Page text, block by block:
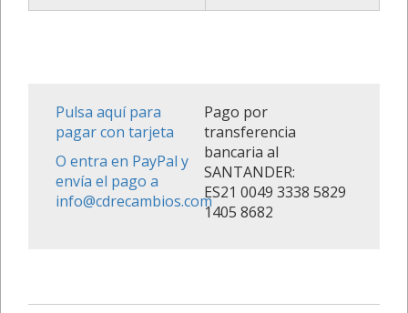
Pulsa aquí para
pagar con tarjeta
O entra en PayPal y
envía el pago a
info@cdrecambios.com
Pago por
transferencia
bancaria al
SANTANDER:
ES21 0049 3338 5829
1405 8682